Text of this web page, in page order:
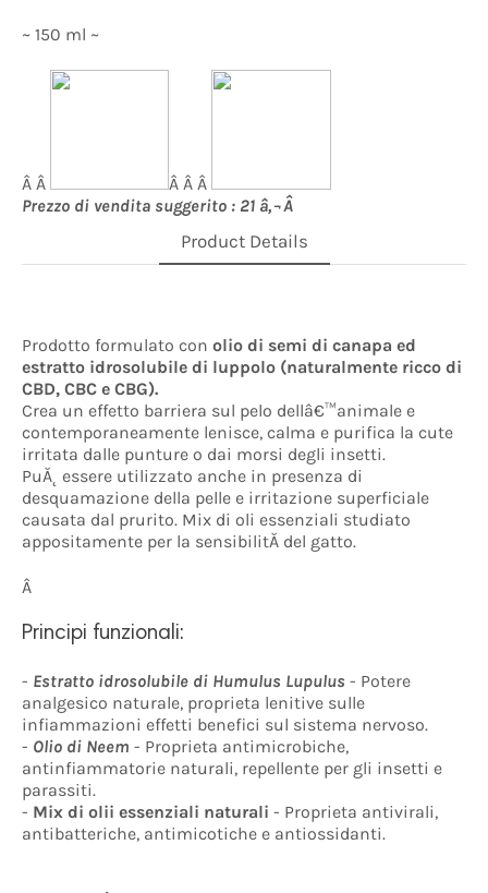
~ 150 ml ~
Â Â
Â Â Â
Prezzo di vendita suggerito : 21 â‚¬Â
Product Details
Prodotto formulato con olio di semi di canapa ed
estratto idrosolubile di luppolo (naturalmente ricco di
CBD, CBC e CBG).
Crea un effetto barriera sul pelo dellâ€™animale e
contemporaneamente lenisce, calma e purifica la cute
irritata dalle punture o dai morsi degli insetti.
PuĂ˛ essere utilizzato anche in presenza di
desquamazione della pelle e irritazione superficiale
causata dal prurito. Mix di oli essenziali studiato
appositamente per la sensibilitĂ del gatto.
Â
Principi funzionali:
- Estratto idrosolubile di Humulus Lupulus - Potere
analgesico naturale, proprieta lenitive sulle
infiammazioni effetti benefici sul sistema nervoso.
- Olio di Neem - Proprieta antimicrobiche,
antinfiammatorie naturali, repellente per gli insetti e
parassiti.
- Mix di olii essenziali naturali - Proprieta antivirali,
antibatteriche, antimicotiche e antiossidanti.